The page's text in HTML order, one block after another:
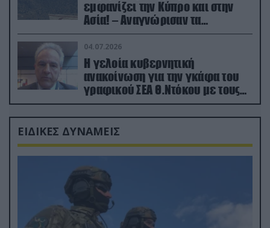
εμφανίζει την Κύπρο και στην
Ασία! – Αναγνώρισαν τα
κατεχόμενα; (φωτο)
04.07.2026
Η γελοία κυβερνητική
ανακοίνωση για την γκάφα του
γραφικού ΣΕΑ Θ.Ντόκου με τους
Ρώσους φαρσέρ
ΕΙΔΙΚΕΣ ΔΥΝΑΜΕΙΣ